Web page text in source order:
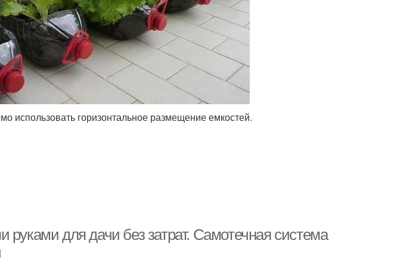
использовать горизонтальное размещение емкостей.
руками для дачи без затрат. Самотечная система